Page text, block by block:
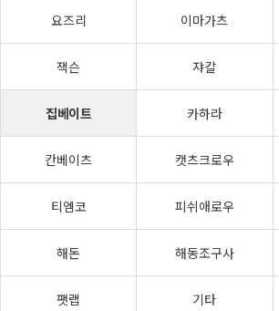
요즈리 이마가츠
잭슨 쟈칼
집베이트 카하라
칸베이츠 캣츠크로우
티엠코 피쉬애로우
해돈 해동조구사
팻랩 기타